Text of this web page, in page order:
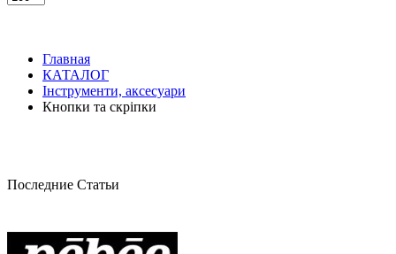
Главная
КАТАЛОГ
Інструменти, аксесуари
Кнопки та скріпки
Последние Статьи